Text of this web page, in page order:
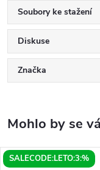
Soubory ke stažení
Diskuse
Značka
SALECODE:LETO:3:%